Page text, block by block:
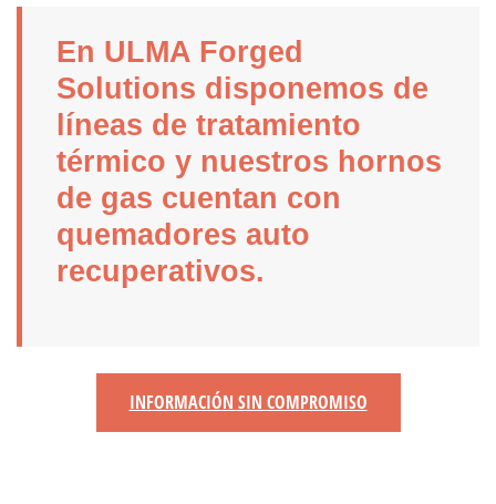
En ULMA Forged
Solutions disponemos de
líneas de tratamiento
térmico y nuestros hornos
de gas cuentan con
quemadores auto
recuperativos.
INFORMACIÓN SIN COMPROMISO